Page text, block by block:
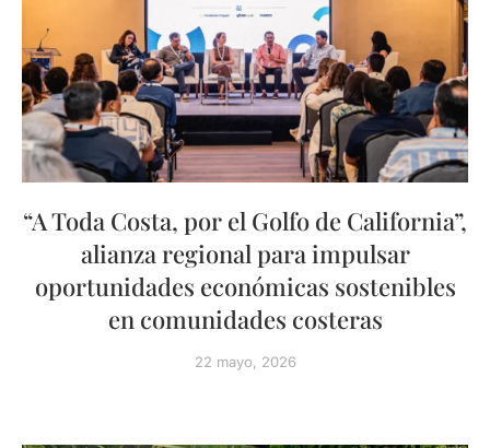
“A Toda Costa, por el Golfo de California”,
alianza regional para impulsar
oportunidades económicas sostenibles
en comunidades costeras
22 mayo, 2026